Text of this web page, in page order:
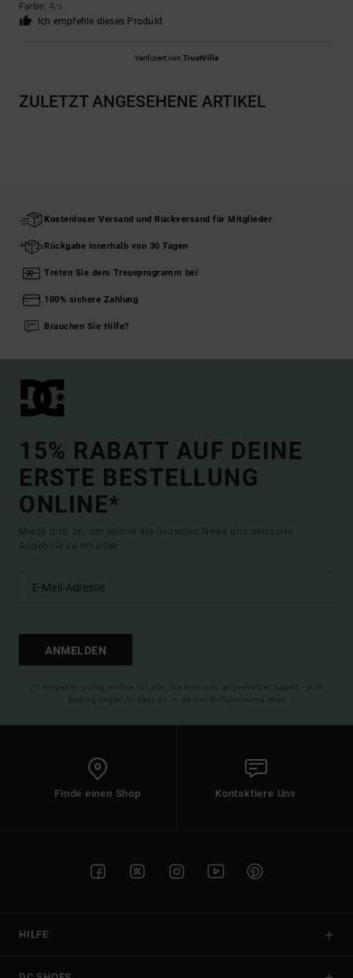
Farbe: 4/5
Ich empfehle dieses Produkt
Verifiziert von TrustVille
ZULETZT ANGESEHENE ARTIKEL
Kostenloser Versand und Rückversand für Mitglieder
Rückgabe innerhalb von 30 Tagen
Treten Sie dem Treueprogramm bei
100% sichere Zahlung
Brauchen Sie Hilfe?
15% RABATT AUF DEINE
ERSTE BESTELLUNG
ONLINE*
Melde dich an, um immer die neuesten News und exklusive
Angebote zu erhalten.
ANMELDEN
(*) Angebot gültig online für alle, die sich neu angemeldet haben - Alle
Bedingungen findest du in deiner Willkommens-Mail
Finde einen Shop Kontaktiere Uns
HILFE